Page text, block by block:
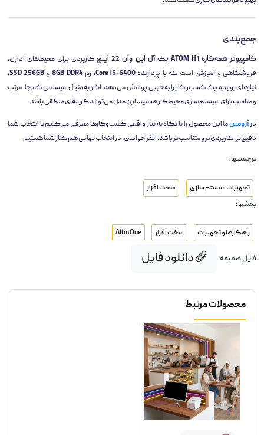
جمع‌بندی
کامپیوتر همه‌کاره ATOM H1 یکآل این وان 22 اینچ
کاربردی برای محیط‌های اداری،
فروشگاهی و آموزشی است که با پردازندهCore i5-6400، رم8GB DDR4و SSD 256GB،
نیازهای روزمره یک کسب‌وکار را به‌خوبی پوشش می‌دهد. اگر به‌دنبال سیستمی کم‌جا، مرتب
و مناسب برای سیستم‌سازی محیط کار هستید، این مدل می‌تواند گزینه‌ای منطقی باشد.
درآرومینما این محصول را با نگاه به نیاز واقعی کسب‌وکارها معرفی می‌کنیم تا انتخاب شما
دقیق‌تر، کاربردی‌تر و متناسب‌تر باشد. اگر خواستی، در انتخاب نهایی هم کنار شما هستیم.
برچسبها :
تجهیزات سیستم سازی
سخت افزار
بخشها :
راهکارها و تجهیزات سخت افزار All in One
فایل ضمیمه: دانلود فایل
محصولات مرتبط